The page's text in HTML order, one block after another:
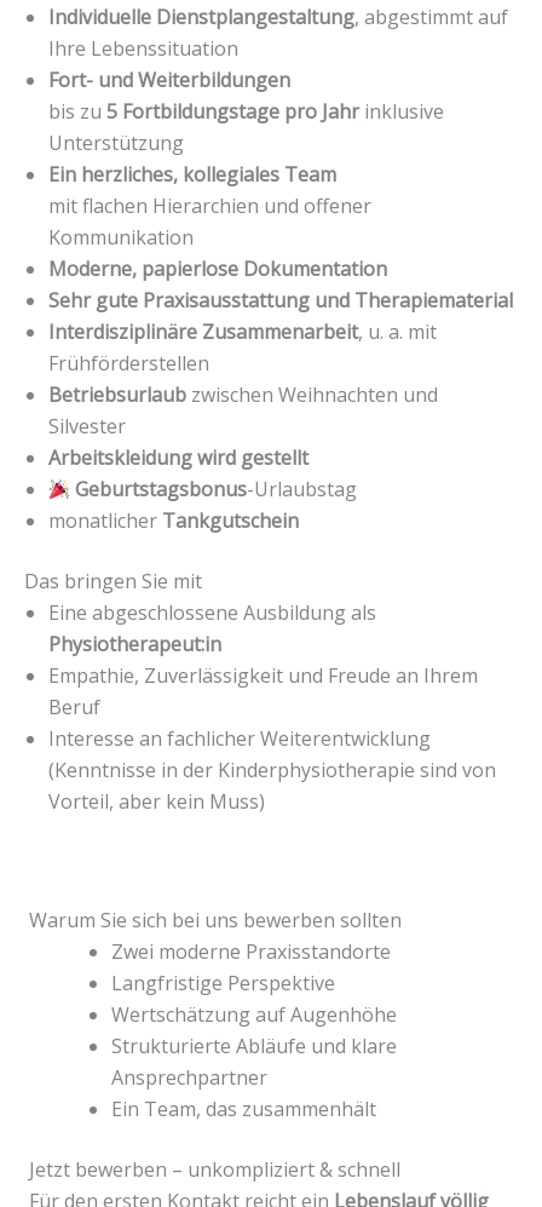
Individuelle Dienstplangestaltung, abgestimmt auf
Ihre Lebenssituation
Fort- und Weiterbildungen
bis zu 5 Fortbildungstage pro Jahrinklusive
Unterstützung
Ein herzliches, kollegiales Team
mit flachen Hierarchien und offener
Kommunikation
Moderne, papierlose Dokumentation
Sehr gute Praxisausstattung und Therapiematerial
Interdisziplinäre Zusammenarbeit, u. a. mit
Frühförderstellen
Betriebsurlaub zwischen Weihnachten und
Silvester
Arbeitskleidung wird gestellt
Geburtstagsbonus-Urlaubstag
monatlicher Tankgutschein
Das bringen Sie mit
Eine abgeschlossene Ausbildung als
Physiotherapeut:in
Empathie, Zuverlässigkeit und Freude an Ihrem
Beruf
Interesse an fachlicher Weiterentwicklung
(Kenntnisse in der Kinderphysiotherapie sind von
Vorteil, aber kein Muss)
Warum Sie sich bei uns bewerben sollten
Zwei moderne Praxisstandorte
Langfristige Perspektive
Wertschätzung auf Augenhöhe
Strukturierte Abläufe und klare
Ansprechpartner
Ein Team, das zusammenhält
Jetzt bewerben – unkompliziert & schnell
Für den ersten Kontakt reicht ein Lebenslauf völlig